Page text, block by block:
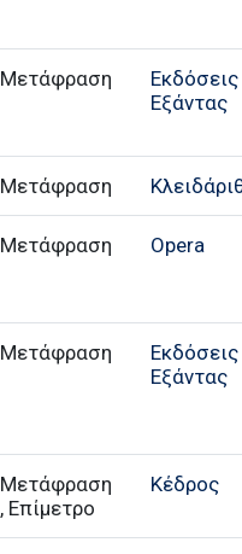
Μετάφραση
Εκδόσεις
Εξάντας
Μετάφραση
Μετάφραση Opera
Μετάφραση
Εκδόσεις
Εξάντας
Μετάφραση
, Επίμετρο
Κέδρος